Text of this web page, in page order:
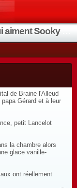
de Braine-l'Alleud
Gérard et à leur
petit Lancelot
la chambre alors
glace vanille-
ont réellement